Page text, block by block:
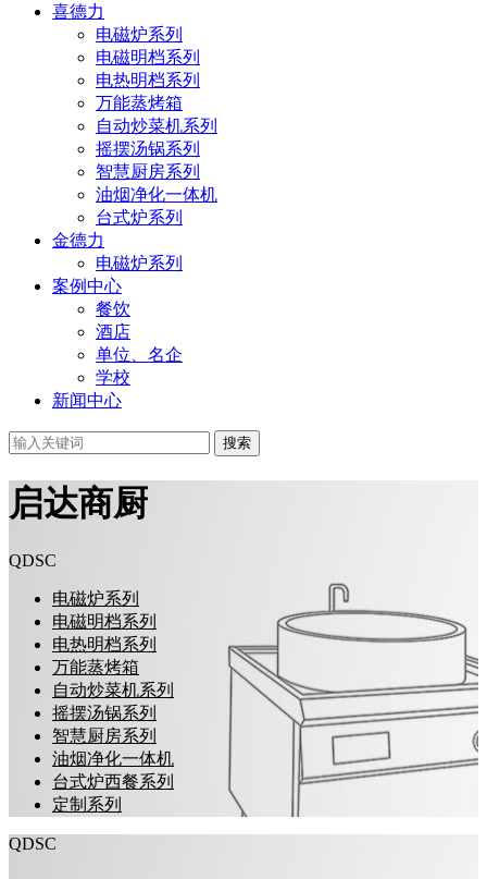
喜德力
电磁炉系列
电磁明档系列
电热明档系列
万能蒸烤箱
自动炒菜机系列
摇摆汤锅系列
智慧厨房系列
油烟净化一体机
台式炉系列
金德力
电磁炉系列
案例中心
餐饮
酒店
单位、名企
学校
新闻中心
搜索
启达商厨
QDSC
电磁炉系列
电磁明档系列
电热明档系列
万能蒸烤箱
自动炒菜机系列
摇摆汤锅系列
智慧厨房系列
油烟净化一体机
台式炉西餐系列
定制系列
QDSC